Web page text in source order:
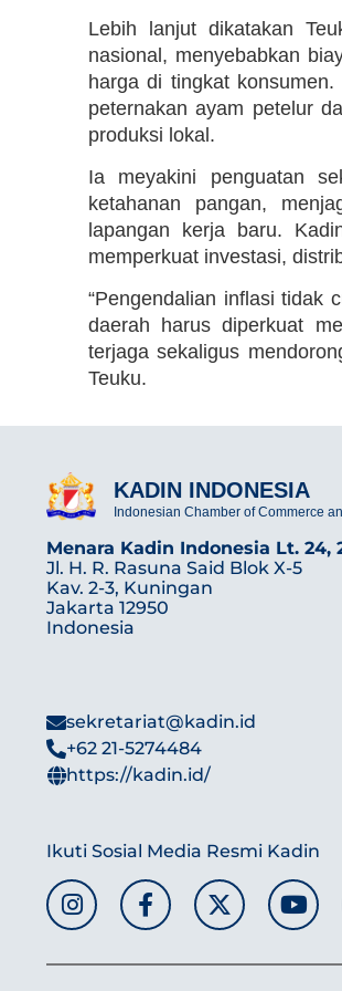
Lebih lanjut dikatakan
nasional, menyebabkan
harga di tingkat
peternakan ayam petelur
produksi lokal.
Ia meyakini penguatan
ketahanan pangan,
lapangan kerja baru.
memperkuat investasi,
“Pengendalian inflasi tidak
daerah harus diperkuat
terjaga sekaligus
Teuku.
KADIN INDONESIA
Indonesian Chamber of Commerce
Menara Kadin Indonesia Lt. 24,
Jl. H. R. Rasuna Said Blok X-5
Kav. 2-3, Kuningan
Jakarta 12950
Indonesia
sekretariat@kadin.id
+62 21-5274484
https://kadin.id/
Ikuti Sosial Media Resmi Kadin